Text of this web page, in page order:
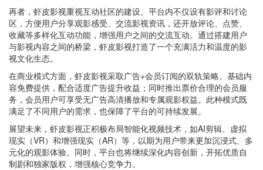
再者，虾皮影视重视互动社区的建设。平台内不仅设有影评和讨论
区，方便用户分享观影感受、交流影视资讯，还开放评论、点赞、
收藏等多样化互动功能，增强用户之间的交流互动。通过搭建用户
与影视内容之间的桥梁，虾皮影视打造了一个充满活力和温度的影
视文化生态。
在商业模式方面，虾皮影视采取广告+会员订阅的双轨策略。基础内
容免费提供，配合适度广告提升收益；同时推出票价合理的会员服
务，会员用户可享受无广告高清播放和专属观影权益。此种模式既
满足了不同用户的需求，也保障了平台的可持续发展。
展望未来，虾皮影视正积极布局智能化视频技术，如AI剪辑、虚拟
现实（VR）和增强现实（AR）等，以期为用户带来更加沉浸式、多
元化的观影体验。同时，平台也将继续深化内容创新，开拓优质自
制剧和独家版权，增强核心竞争力。